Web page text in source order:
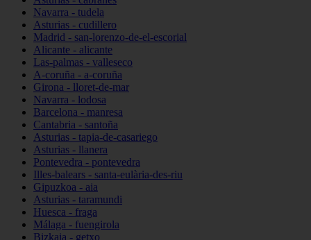
Navarra - tudela
Asturias - cudillero
Madrid - san-lorenzo-de-el-escorial
Alicante - alicante
Las-palmas - valleseco
A-coruña - a-coruña
Girona - lloret-de-mar
Navarra - lodosa
Barcelona - manresa
Cantabria - santoña
Asturias - tapia-de-casariego
Asturias - llanera
Pontevedra - pontevedra
Illes-balears - santa-eulària-des-riu
Gipuzkoa - aia
Asturias - taramundi
Huesca - fraga
Málaga - fuengirola
Bizkaia - getxo